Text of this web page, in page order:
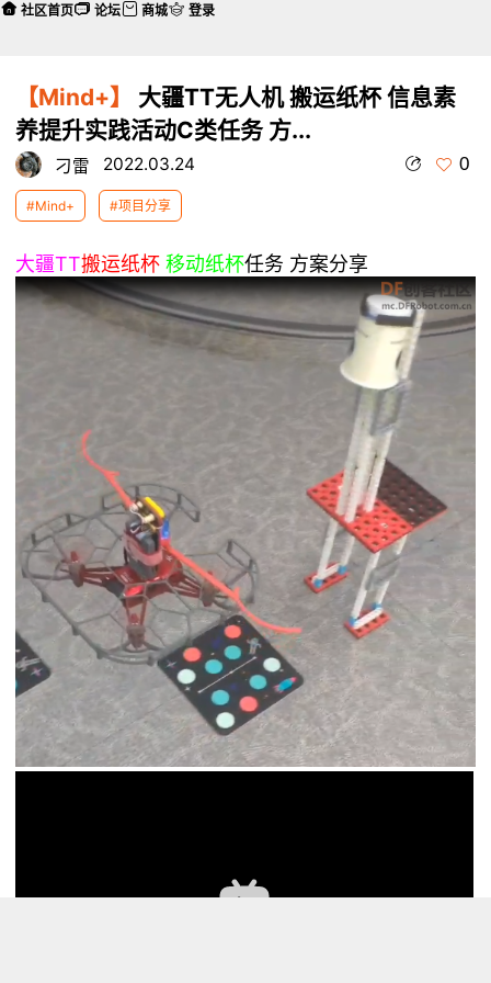
【Mind+】
大疆TT无人机 搬运纸杯 信息素
养提升实践活动C类任务 方...
刁雷 2022.03.24 0
#Mind+ #项目分享
大疆TT搬运纸杯 移动纸杯任务 方案分享
社区首页 论坛 商城 登录